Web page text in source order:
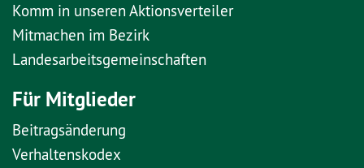
Komm in unseren Aktionsverteiler
Mitmachen im Bezirk
Landesarbeitsgemeinschaften
Für Mitglieder
Beitragsänderung
Verhaltenskodex